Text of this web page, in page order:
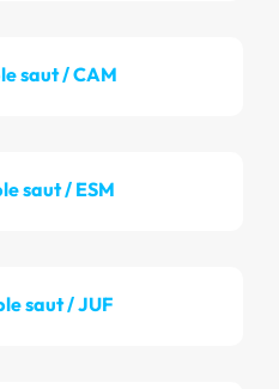
saut / CAM
saut / ESM
saut / JUF